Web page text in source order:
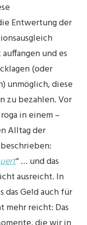
Entwertung der
und es
(oder
unmöglich, diese
zu bezahlen. Vor
in einem –
Alltag der
“ … und das
ausreicht. In
das Geld auch für
reicht: Das